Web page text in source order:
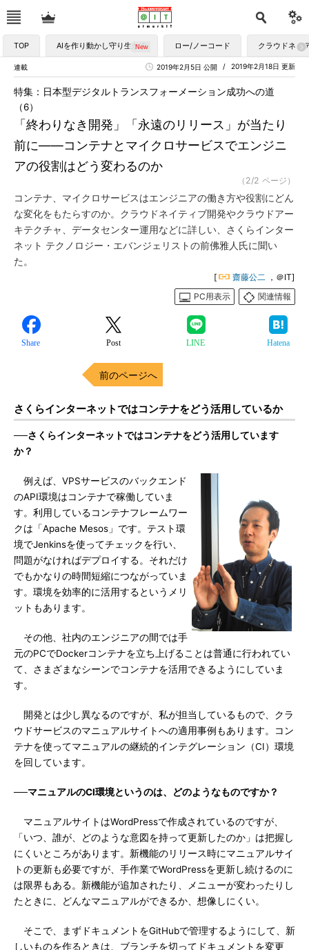
TOP AIを作り動かし守り生かす ロー/ノーコード クラウドネイ
連載 2019年2月18日 更新
2019年2月5日 公開
「終わりなき開発」「永遠のリリース」が当たり
前に――コンテナとマイクロサービスでエンジニ
アの役割はどう変わるのか
特集：日本型デジタルトランスフォーメーション成功への道
（6）
（2/2 ページ）
コンテナ、マイクロサービスはエンジニアの働き方や役割にどん
な変化をもたらすのか。クラウドネイティブ開発やクラウドアー
キテクチャ、データセンター運用などに詳しい、さくらインター
ネット テクノロジー・エバンジェリストの前佛雅人氏に聞い
た。
[ 齋藤公二 ，＠IT]
PC用表示
関連情報
Share Post LINE Hatena
前のページへ
さくらインターネットではコンテナをどう活用しているか
──さくらインターネットではコンテナをどう活用しています
か？
例えば、VPSサービスのバックエンド
のAPI環境はコンテナで稼働していま
す。利用しているコンテナフレームワー
クは「Apache Mesos」です。テスト環
境でJenkinsを使ってチェックを行い、
問題がなければデプロイする。それだけ
でもかなりの時間短縮につながっていま
す。環境を効率的に活用するというメリ
ットもあります。
その他、社内のエンジニアの間では手
元のPCでDockerコンテナを立ち上げることは普通に行われてい
て、さまざまなシーンでコンテナを活用できるようにしていま
す。
開発とは少し異なるのですが、私が担当しているもので、クラ
ウドサービスのマニュアルサイトへの適用事例もあります。コン
テナを使ってマニュアルの継続的インテグレーション（CI）環境
を回しています。
──マニュアルのCI環境というのは、どのようなものですか？
マニュアルサイトはWordPressで作成されているのですが、
「いつ、誰が、どのような意図を持って更新したのか」は把握し
にくいところがあります。新機能のリリース時にマニュアルサイ
トの更新も必要ですが、手作業でWordPressを更新し続けるのに
は限界もある。新機能が追加されたり、メニューが変わったりし
たときに、どんなマニュアルができるか、想像しにくい。
そこで、まずドキュメントをGitHubで管理するようにして、新
しいものを作るときは、ブランチを切ってドキュメントを変更